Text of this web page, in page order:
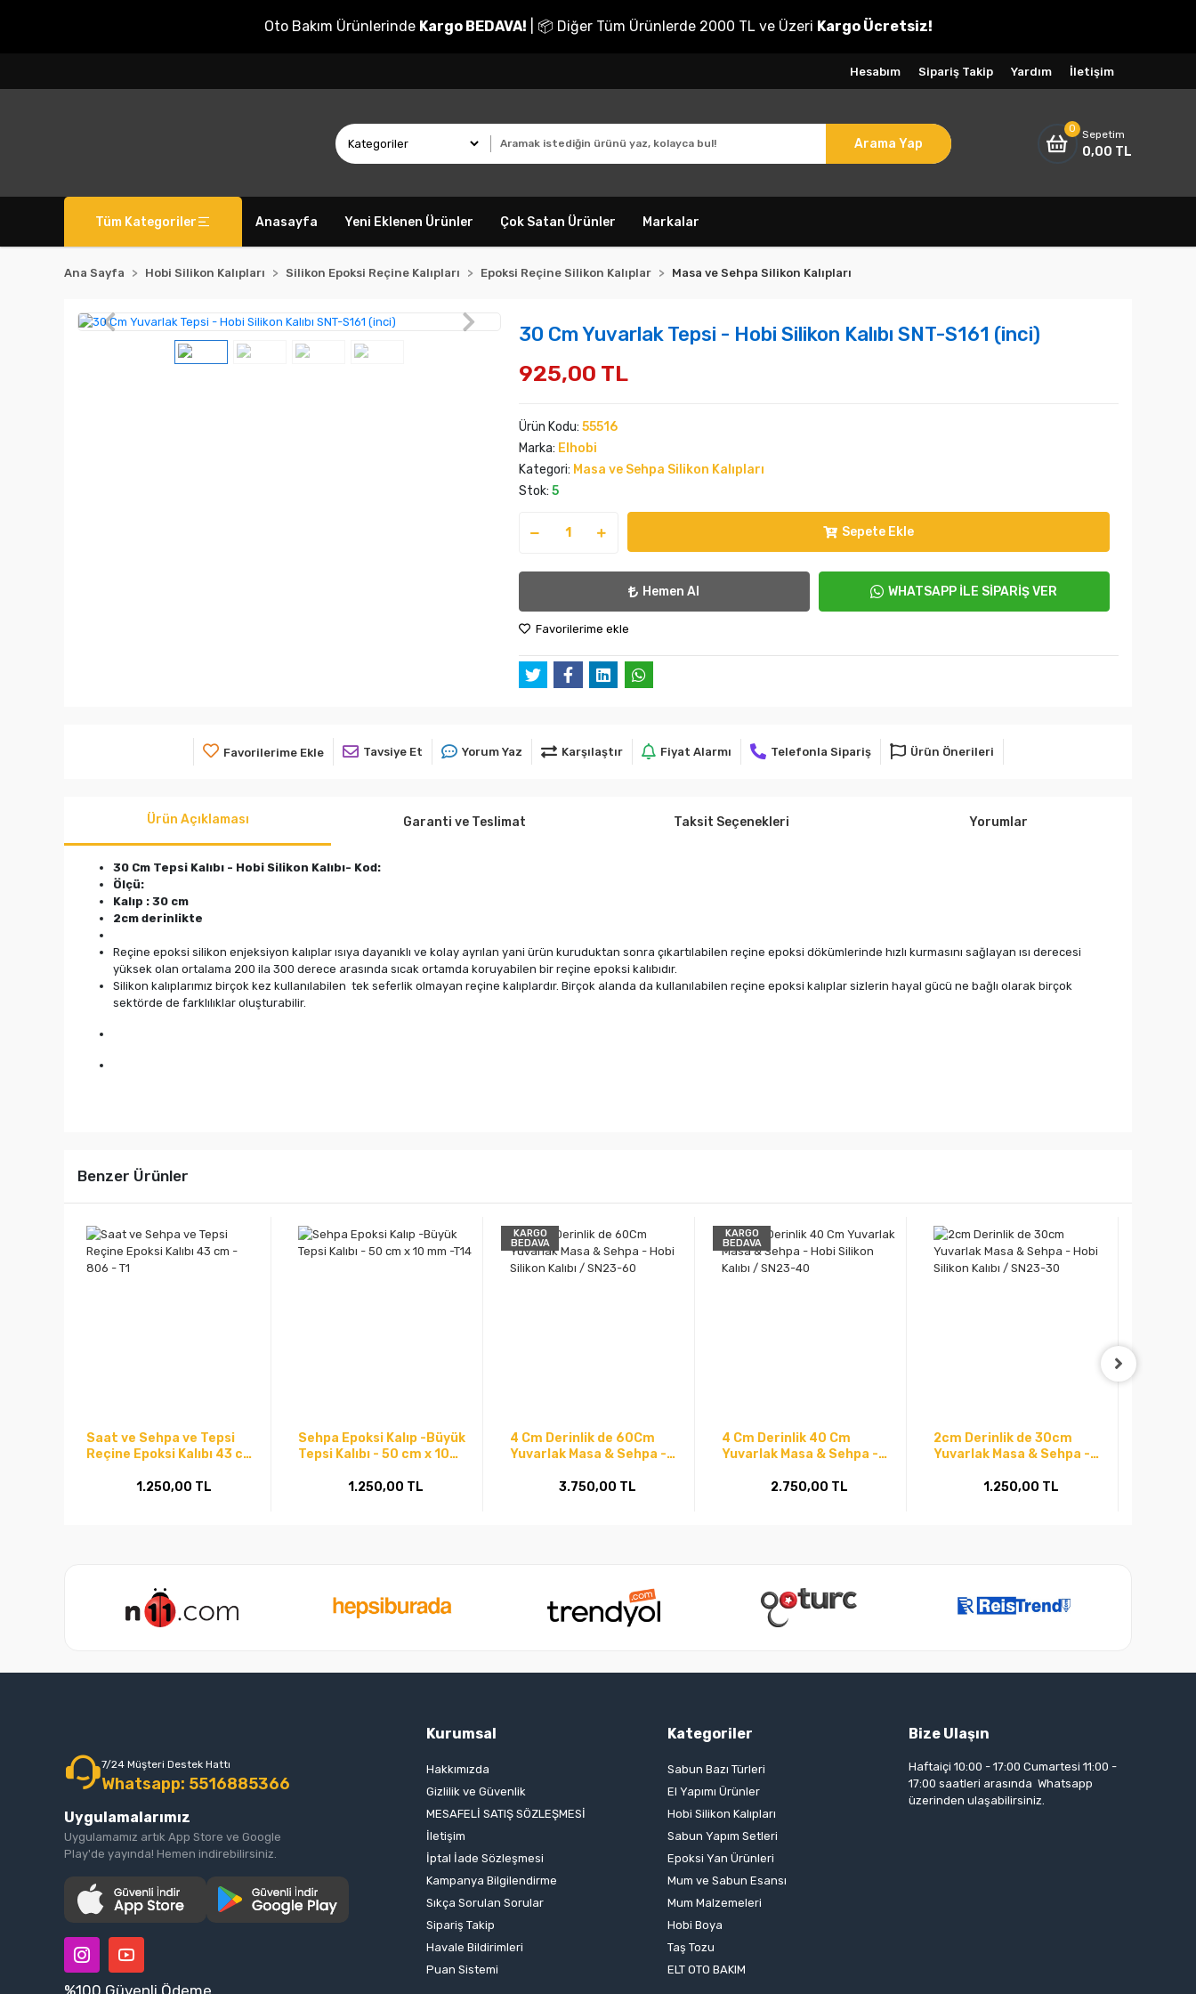
Oto Bakım Ürünlerinde Kargo BEDAVA! | 📦 Diğer Tüm Ürünlerde 2000 TL ve Üzeri Kargo Ücretsiz!
Hesabım Sipariş Takip Yardım İletişim
Arama Yap
0 Sepetim
0,00 TL
Tüm Kategoriler Anasayfa Yeni Eklenen Ürünler Çok Satan Ürünler Markalar
Ana Sayfa Hobi Silikon Kalıpları Silikon Epoksi Reçine Kalıpları Epoksi Reçine Silikon Kalıplar Masa ve Sehpa Silikon Kalıpları
30 Cm Yuvarlak Tepsi - Hobi Silikon Kalıbı SNT-S161 (inci)
925,00 TL
Ürün Kodu: 55516
Marka: Elhobi
Kategori: Masa ve Sehpa Silikon Kalıpları
Stok: 5
Sepete Ekle
Hemen Al WHATSAPP İLE SİPARİŞ VER
Favorilerime ekle
Favorilerime Ekle Tavsiye Et Yorum Yaz Karşılaştır Fiyat Alarmı Telefonla Sipariş Ürün Önerileri
Ürün Açıklaması Garanti ve Teslimat Taksit Seçenekleri Yorumlar
30 Cm Tepsi Kalıbı - Hobi Silikon Kalıbı- Kod:
Ölçü:
Kalıp : 30 cm
2cm derinlikte
Reçine epoksi silikon enjeksiyon kalıplar ısıya dayanıklı ve kolay ayrılan yani ürün kuruduktan sonra çıkartılabilen reçine epoksi dökümlerinde hızlı kurmasını sağlayan ısı derecesi
yüksek olan ortalama 200 ila 300 derece arasında sıcak ortamda koruyabilen bir reçine epoksi kalıbıdır.
Silikon kalıplarımız birçok kez kullanılabilen tek seferlik olmayan reçine kalıplardır. Birçok alanda da kullanılabilen reçine epoksi kalıplar sizlerin hayal gücü ne bağlı olarak birçok
sektörde de farklılıklar oluşturabilir.
Benzer Ürünler
Saat ve Sehpa ve Tepsi
Reçine Epoksi Kalıbı 43 cm
1.250,00 TL
Sehpa Epoksi Kalıp -Büyük
Tepsi Kalıbı - 50 cm x 10
1.250,00 TL
KARGO
BEDAVA
4 Cm Derinlik de 60Cm
Yuvarlak Masa & Sehpa -
3.750,00 TL
KARGO
BEDAVA
4 Cm Derinlik 40 Cm
Yuvarlak Masa & Sehpa -
2.750,00 TL
2cm Derinlik de 30cm
Yuvarlak Masa & Sehpa -
1.250,00 TL
7/24 Müşteri Destek Hattı
Whatsapp: 5516885366
Uygulamalarımız
Uygulamamız artık App Store ve Google
Play'de yayında! Hemen indirebilirsiniz.
Kurumsal
Hakkımızda
Gizlilik ve Güvenlik
MESAFELİ SATIŞ SÖZLEŞMESİ
İletişim
İptal İade Sözleşmesi
Kampanya Bilgilendirme
Sıkça Sorulan Sorular
Sipariş Takip
Havale Bildirimleri
Puan Sistemi
Kategoriler
Sabun Bazı Türleri
El Yapımı Ürünler
Hobi Silikon Kalıpları
Sabun Yapım Setleri
Epoksi Yan Ürünleri
Mum ve Sabun Esansı
Mum Malzemeleri
Hobi Boya
Taş Tozu
ELT OTO BAKIM
Bize Ulaşın
Haftaiçi 10:00 - 17:00 Cumartesi 11:00 -
17:00 saatleri arasında Whatsapp
üzerinden ulaşabilirsiniz.